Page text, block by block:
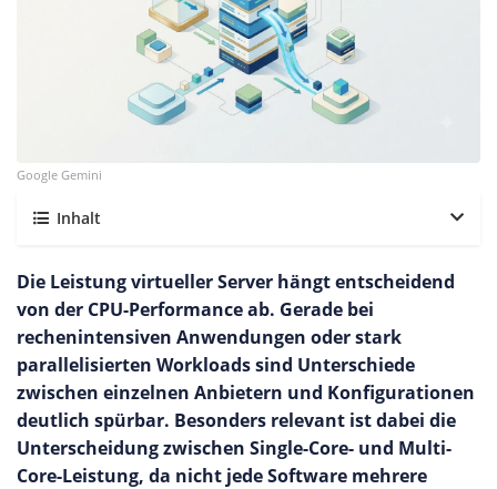
Google Gemini
Inhalt
Die Leistung virtueller Server hängt entscheidend
von der CPU-Performance ab. Gerade bei
rechenintensiven Anwendungen oder stark
parallelisierten Workloads sind Unterschiede
zwischen einzelnen Anbietern und Konfigurationen
deutlich spürbar. Besonders relevant ist dabei die
Unterscheidung zwischen Single-Core- und Multi-
Core-Leistung, da nicht jede Software mehrere